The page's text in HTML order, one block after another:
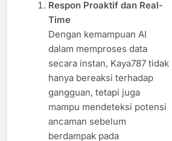
Respon Proaktif dan Real-
Time
Dengan kemampuan AI
dalam memproses data
secara instan, Kaya787 tidak
hanya bereaksi terhadap
gangguan, tetapi juga
mampu mendeteksi potensi
ancaman sebelum
berdampak pada